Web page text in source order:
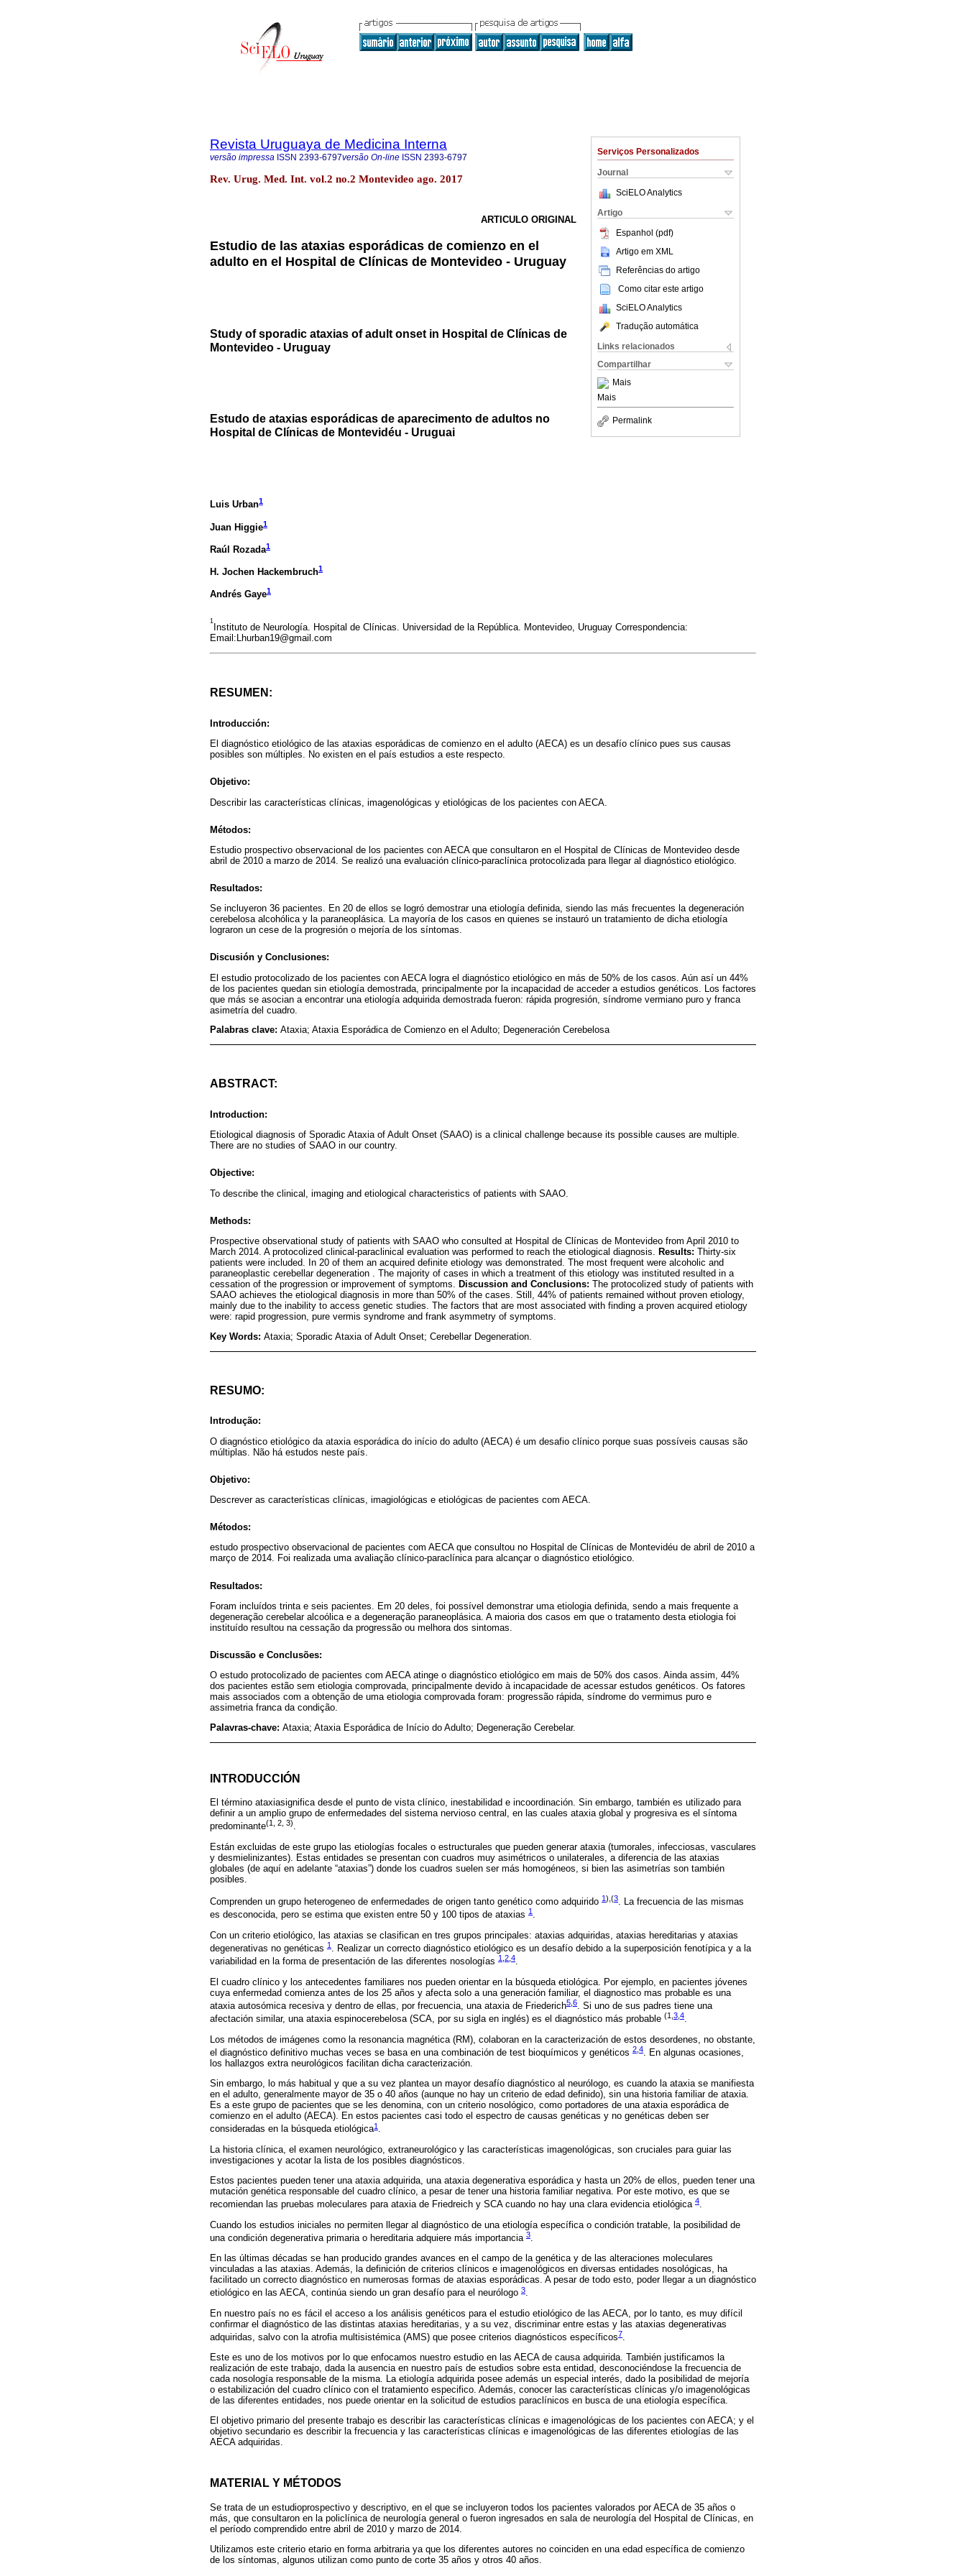
Serviços Personalizados
Journal
SciELO Analytics
Artigo
Espanhol (pdf)
Artigo em XML
Referências do artigo
Como citar este artigo
SciELO Analytics
Tradução automática
Links relacionados
Compartilhar
Mais
Mais
Permalink
Revista Uruguaya de Medicina Interna
versão impressa ISSN 2393-6797versão On-line ISSN 2393-6797
Rev. Urug. Med. Int. vol.2 no.2 Montevideo ago. 2017
ARTICULO ORIGINAL
Estudio de las ataxias esporádicas de comienzo en el
adulto en el Hospital de Clínicas de Montevideo - Uruguay
Study of sporadic ataxias of adult onset in Hospital de Clínicas de
Montevideo - Uruguay
Estudo de ataxias esporádicas de aparecimento de adultos no
Hospital de Clínicas de Montevidéu - Uruguai
Luis Urban1
Juan Higgie1
Raúl Rozada1
H. Jochen Hackembruch1
Andrés Gaye1
1
Instituto de Neurología. Hospital de Clínicas. Universidad de la República. Montevideo, Uruguay Correspondencia:
Email:Lhurban19@gmail.com
RESUMEN:
Introducción:
El diagnóstico etiológico de las ataxias esporádicas de comienzo en el adulto (AECA) es un desafío clínico pues sus causas
posibles son múltiples. No existen en el país estudios a este respecto.
Objetivo:
Describir las características clínicas, imagenológicas y etiológicas de los pacientes con AECA.
Métodos:
Estudio prospectivo observacional de los pacientes con AECA que consultaron en el Hospital de Clínicas de Montevideo desde
abril de 2010 a marzo de 2014. Se realizó una evaluación clínico-paraclínica protocolizada para llegar al diagnóstico etiológico.
Resultados:
Se incluyeron 36 pacientes. En 20 de ellos se logró demostrar una etiología definida, siendo las más frecuentes la degeneración
cerebelosa alcohólica y la paraneoplásica. La mayoría de los casos en quienes se instauró un tratamiento de dicha etiología
lograron un cese de la progresión o mejoría de los síntomas.
Discusión y Conclusiones:
El estudio protocolizado de los pacientes con AECA logra el diagnóstico etiológico en más de 50% de los casos. Aún así un 44%
de los pacientes quedan sin etiología demostrada, principalmente por la incapacidad de acceder a estudios genéticos. Los factores
que más se asocian a encontrar una etiología adquirida demostrada fueron: rápida progresión, síndrome vermiano puro y franca
asimetría del cuadro.
Palabras clave: Ataxia; Ataxia Esporádica de Comienzo en el Adulto; Degeneración Cerebelosa
ABSTRACT:
Introduction:
Etiological diagnosis of Sporadic Ataxia of Adult Onset (SAAO) is a clinical challenge because its possible causes are multiple.
There are no studies of SAAO in our country.
Objective:
To describe the clinical, imaging and etiological characteristics of patients with SAAO.
Methods:
Prospective observational study of patients with SAAO who consulted at Hospital de Clínicas de Montevideo from April 2010 to
March 2014. A protocolized clinical-paraclinical evaluation was performed to reach the etiological diagnosis.
Results: Thirty-six
patients were included. In 20 of them an acquired definite etiology was demonstrated. The most frequent were alcoholic and
paraneoplastic cerebellar degeneration . The majority of cases in which a treatment of this etiology was instituted resulted in a
cessation of the progression or improvement of symptoms.
Discussion and Conclusions: The protocolized study of patients with
SAAO achieves the etiological diagnosis in more than 50% of the cases. Still, 44% of patients remained without proven etiology,
mainly due to the inability to access genetic studies. The factors that are most associated with finding a proven acquired etiology
were: rapid progression, pure vermis syndrome and frank asymmetry of symptoms.
Key Words: Ataxia; Sporadic Ataxia of Adult Onset; Cerebellar Degeneration.
RESUMO:
Introdução:
O diagnóstico etiológico da ataxia esporádica do início do adulto (AECA) é um desafio clínico porque suas possíveis causas são
múltiplas. Não há estudos neste país.
Objetivo:
Descrever as características clínicas, imagiológicas e etiológicas de pacientes com AECA.
Métodos:
estudo prospectivo observacional de pacientes com AECA que consultou no Hospital de Clínicas de Montevidéu de abril de 2010 a
março de 2014. Foi realizada uma avaliação clínico-paraclínica para alcançar o diagnóstico etiológico.
Resultados:
Foram incluídos trinta e seis pacientes. Em 20 deles, foi possível demonstrar uma etiologia definida, sendo a mais frequente a
degeneração cerebelar alcoólica e a degeneração paraneoplásica. A maioria dos casos em que o tratamento desta etiologia foi
instituído resultou na cessação da progressão ou melhora dos sintomas.
Discussão e Conclusões:
O estudo protocolizado de pacientes com AECA atinge o diagnóstico etiológico em mais de 50% dos casos. Ainda assim, 44%
dos pacientes estão sem etiologia comprovada, principalmente devido à incapacidade de acessar estudos genéticos. Os fatores
mais associados com a obtenção de uma etiologia comprovada foram: progressão rápida, síndrome do vermimus puro e
assimetria franca da condição.
Palavras-chave: Ataxia; Ataxia Esporádica de Início do Adulto; Degeneração Cerebelar.
INTRODUCCIÓN
El término ataxiasignifica desde el punto de vista clínico, inestabilidad e incoordinación. Sin embargo, también es utilizado para
definir a un amplio grupo de enfermedades del sistema nervioso central, en las cuales ataxia global y progresiva es el síntoma
predominante(1, 2, 3).
Están excluidas de este grupo las etiologías focales o estructurales que pueden generar ataxia (tumorales, infecciosas, vasculares
y desmielinizantes). Estas entidades se presentan con cuadros muy asimétricos o unilaterales, a diferencia de las ataxias
globales (de aquí en adelante “ataxias”) donde los cuadros suelen ser más homogéneos, si bien las asimetrías son también
posibles.
Comprenden un grupo heterogeneo de enfermedades de origen tanto genético como adquirido 1),(3. La frecuencia de las mismas
es desconocida, pero se estima que existen entre 50 y 100 tipos de ataxias 1 .
Con un criterio etiológico, las ataxias se clasifican en tres grupos principales: ataxias adquiridas, ataxias hereditarias y ataxias
degenerativas no genéticas 1 . Realizar un correcto diagnóstico etiológico es un desafío debido a la superposición fenotípica y a la
variabilidad en la forma de presentación de las diferentes nosologías 1 2 4.
El cuadro clínico y los antecedentes familiares nos pueden orientar en la búsqueda etiológica. Por ejemplo, en pacientes jóvenes
cuya enfermedad comienza antes de los 25 años y afecta solo a una generación familiar, el diagnostico mas probable es una
ataxia autosómica recesiva y dentro de ellas, por frecuencia, una ataxia de Friederich5 6. Si uno de sus padres tiene una
afectación similar, una ataxia espinocerebelosa (SCA, por su sigla en inglés) es el diagnóstico más probable (1, 3 4.
Los métodos de imágenes como la resonancia magnética (RM), colaboran en la caracterización de estos desordenes, no obstante,
el diagnóstico definitivo muchas veces se basa en una combinación de test bioquímicos y genéticos 2 4. En algunas ocasiones,
los hallazgos extra neurológicos facilitan dicha caracterización.
Sin embargo, lo más habitual y que a su vez plantea un mayor desafío diagnóstico al neurólogo, es cuando la ataxia se manifiesta
en el adulto, generalmente mayor de 35 o 40 años (aunque no hay un criterio de edad definido), sin una historia familiar de ataxia.
Es a este grupo de pacientes que se les denomina, con un criterio nosológico, como portadores de una ataxia esporádica de
comienzo en el adulto (AECA). En estos pacientes casi todo el espectro de causas genéticas y no genéticas deben ser
consideradas en la búsqueda etiológica1 .
La historia clínica, el examen neurológico, extraneurológico y las características imagenológicas, son cruciales para guiar las
investigaciones y acotar la lista de los posibles diagnósticos.
Estos pacientes pueden tener una ataxia adquirida, una ataxia degenerativa esporádica y hasta un 20% de ellos, pueden tener una
mutación genética responsable del cuadro clínico, a pesar de tener una historia familiar negativa. Por este motivo, es que se
recomiendan las pruebas moleculares para ataxia de Friedreich y SCA cuando no hay una clara evidencia etiológica 4.
Cuando los estudios iniciales no permiten llegar al diagnóstico de una etiología específica o condición tratable, la posibilidad de
una condición degenerativa primaria o hereditaria adquiere más importancia 3
En las últimas décadas se han producido grandes avances en el campo de la genética y de las alteraciones moleculares
vinculadas a las ataxias. Además, la definición de criterios clínicos e imagenológicos en diversas entidades nosológicas, ha
facilitado un correcto diagnóstico en numerosas formas de ataxias esporádicas. A pesar de todo esto, poder llegar a un diagnóstico
etiológico en las AECA, continúa siendo un gran desafío para el neurólogo 3.
En nuestro país no es fácil el acceso a los análisis genéticos para el estudio etiológico de las AECA, por lo tanto, es muy difícil
confirmar el diagnóstico de las distintas ataxias hereditarias, y a su vez, discriminar entre estas y las ataxias degenerativas
adquiridas, salvo con la atrofia multisistémica (AMS) que posee criterios diagnósticos específicos7.
Este es uno de los motivos por lo que enfocamos nuestro estudio en las AECA de causa adquirida. También justificamos la
realización de este trabajo, dada la ausencia en nuestro país de estudios sobre esta entidad, desconociéndose la frecuencia de
cada nosología responsable de la misma. La etiología adquirida posee además un especial interés, dado la posibilidad de mejoría
o estabilización del cuadro clínico con el tratamiento especifico. Además, conocer las características clínicas y/o imagenológicas
de las diferentes entidades, nos puede orientar en la solicitud de estudios paraclínicos en busca de una etiología específica.
El objetivo primario del presente trabajo es describir las características clínicas e imagenológicas de los pacientes con AECA; y el
objetivo secundario es describir la frecuencia y las características clínicas e imagenológicas de las diferentes etiologías de las
AECA adquiridas.
MATERIAL Y MÉTODOS
Se trata de un estudioprospectivo y descriptivo, en el que se incluyeron todos los pacientes valorados por AECA de 35 años o
más, que consultaron en la policlínica de neurología general o fueron ingresados en sala de neurología del Hospital de Clínicas, en
el período comprendido entre abril de 2010 y marzo de 2014.
Utilizamos este criterio etario en forma arbitraria ya que los diferentes autores no coinciden en una edad específica de comienzo
de los síntomas, algunos utilizan como punto de corte 35 años y otros 40 años.